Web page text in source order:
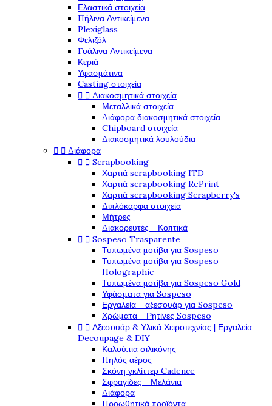
Ελαστικά στοιχεία
Πήλινα Αντικείμενα
Plexiglass
Φελιζόλ
Γυάλινα Αντικείμενα
Κεριά
Υφασμάτινα
Casting στοιχεία
  Διακοσμητικά στοιχεία
Μεταλλικά στοιχεία
Διάφορα διακοσμητικά στοιχεία
Chipboard στοιχεία
Διακοσμητικά λουλούδια
  Διάφορα
  Scrapbooking
Χαρτιά scrapbooking ITD
Χαρτιά scrapbooking RePrint
Χαρτιά scrapbooking Scrapberry's
Διπλόκαρφα στοιχεία
Μήτρες
Διακορευτές - Κοπτικά
  Sospeso Trasparente
Τυπωμένα μοτίβα για Sospeso
Τυπωμένα μοτίβα για Sospeso
Holographic
Τυπωμένα μοτίβα για Sospeso Gold
Υφάσματα για Sospeso
Εργαλεία - αξεσουάρ για Sospeso
Χρώματα - Ρητίνες Sospeso
  Αξεσουάρ & Υλικά Χειροτεχνίας | Εργαλεία
Decoupage & DIY
Καλούπια σιλικόνης
Πηλός αέρος
Σκόνη γκλίττερ Cadence
Σφραγίδες - Μελάνια
Διάφορα
Προωθητικά προϊόντα